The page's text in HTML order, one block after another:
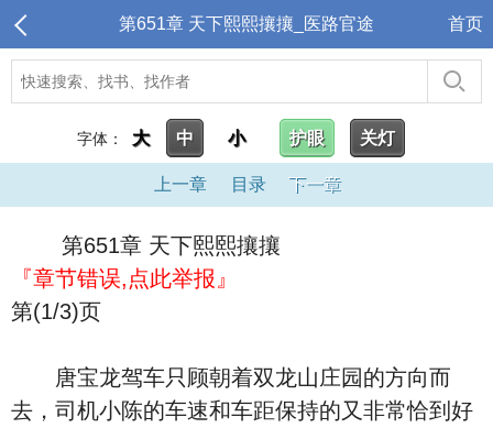
第651章 天下熙熙攘攘_医路官途 首页
字体： 大 中 小 护眼 关灯
上一章 目录 下一章
第651章 天下熙熙攘攘
『章节错误,点此举报』
第(1/3)页
唐宝龙驾车只顾朝着双龙山庄园的方向而
去，司机小陈的车速和车距保持的又非常恰到好